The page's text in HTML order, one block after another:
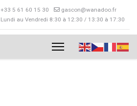
+33 5 61 60 15 30
gascon@wanadoo.fr
Lundi au Vendredi 8:30 à 12:30 / 13:30 à 17:30